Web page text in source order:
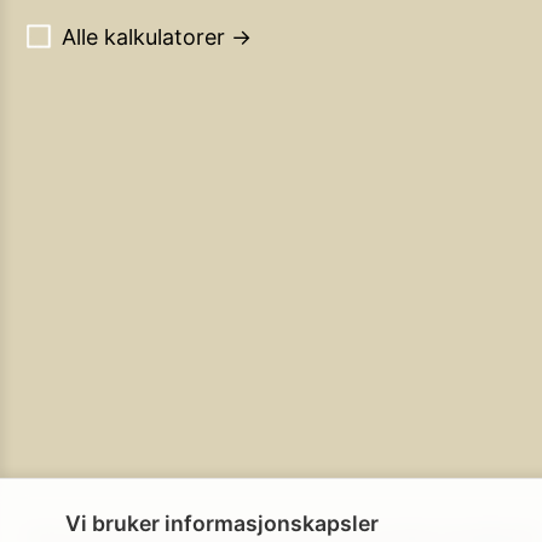
Alle kalkulatorer →
PersonvernBrukerbetingelserCookie-policyCookie-innstillinger
Vi bruker informasjonskapsler